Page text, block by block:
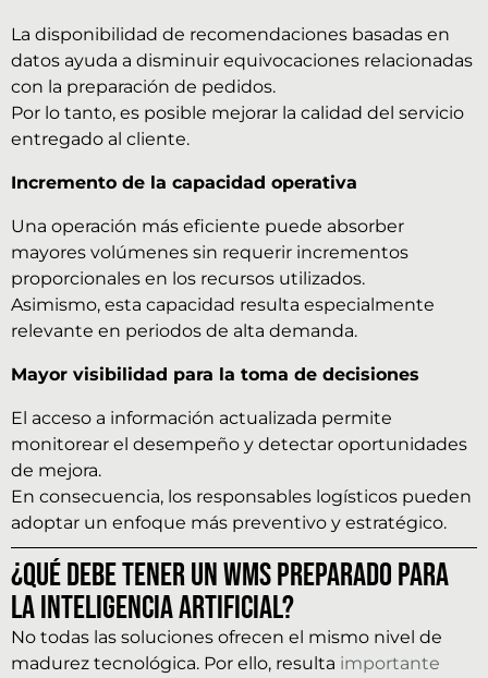
La disponibilidad de recomendaciones basadas en
datos ayuda a disminuir equivocaciones relacionadas
con la preparación de pedidos.
Por lo tanto, es posible mejorar la calidad del servicio
entregado al cliente.
Incremento de la capacidad operativa
Una operación más eficiente puede absorber
mayores volúmenes sin requerir incrementos
proporcionales en los recursos utilizados.
Asimismo, esta capacidad resulta especialmente
relevante en periodos de alta demanda.
Mayor visibilidad para la toma de decisiones
El acceso a información actualizada permite
monitorear el desempeño y detectar oportunidades
de mejora.
En consecuencia, los responsables logísticos pueden
adoptar un enfoque más preventivo y estratégico.
¿Qué debe tener un WMS preparado para
la inteligencia artificial?
No todas las soluciones ofrecen el mismo nivel de
madurez tecnológica. Por ello, resulta importante